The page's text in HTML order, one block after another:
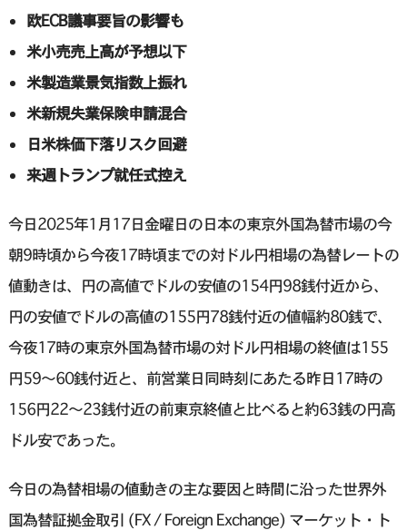
欧ECB議事要旨の影響も
米小売売上高が予想以下
米製造業景気指数上振れ
米新規失業保険申請混合
日米株価下落リスク回避
来週トランプ就任式控え
今日2025年1月17日金曜日の日本の東京外国為替市場の今
朝9時頃から今夜17時頃までの対ドル円相場の為替レートの
値動きは、円の高値でドルの安値の154円98銭付近から、
円の安値でドルの高値の155円78銭付近の値幅約80銭で、
今夜17時の東京外国為替市場の対ドル円相場の終値は155
円59〜60銭付近と、前営業日同時刻にあたる昨日17時の
156円22〜23銭付近の前東京終値と比べると約63銭の円高
ドル安であった。
今日の為替相場の値動きの主な要因と時間に沿った世界外
国為替証拠金取引 (FX / Foreign Exchange) マーケット・ト